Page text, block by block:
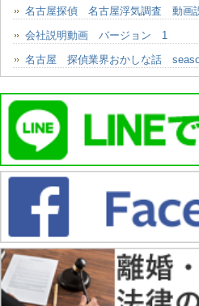
名古屋探偵 名古屋浮気調査 動画
会社説明動画 バージョン 1
名古屋 探偵業界おかしな話